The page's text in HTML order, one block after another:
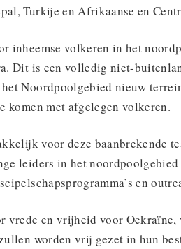
Turkije en Afrikaanse en
inheemse volkeren in het
Dit is een volledig niet-
Noordpoolgebied nieuw
komen met afgelegen volkeren.
voor deze baanbrekende
leiders in het
en
vrede en vrijheid voor
worden vrij gezet in hun